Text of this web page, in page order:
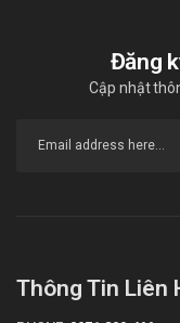
Đăng
Cập nhật
Thông Tin Liên